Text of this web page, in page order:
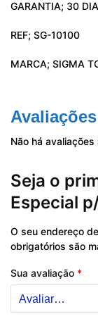
GARANTIA; 30
REF; SG-10100
MARCA; SIGMA
Avaliações
Não há avaliações
Seja o
Especial
O seu endereço
obrigatórios são
Sua avaliação *